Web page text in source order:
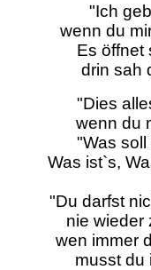
"Ich
wenn du
Es öffnet
drin sah
"Dies
wenn du
"Was
Was ist`s,
"Du darfst
nie wieder
wen immer
musst du